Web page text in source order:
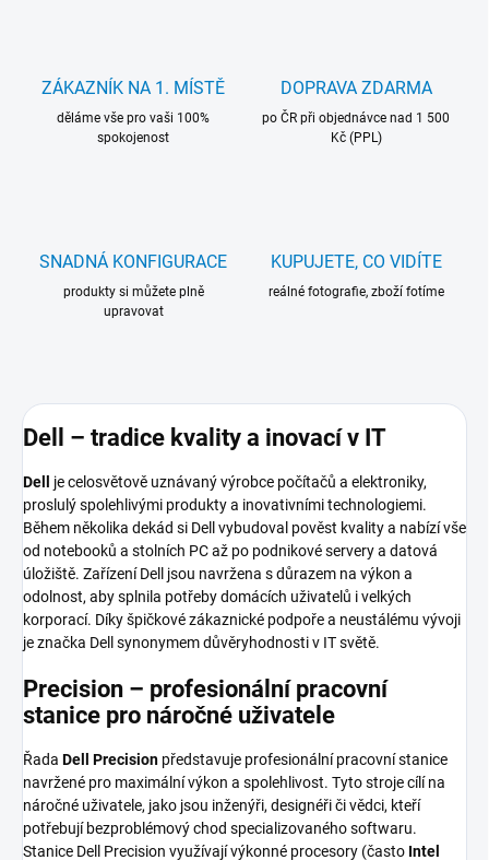
ZÁKAZNÍK NA 1. MÍSTĚ
děláme vše pro vaši 100%
spokojenost
DOPRAVA ZDARMA
po ČR při objednávce nad 1 500
Kč (PPL)
SNADNÁ KONFIGURACE
produkty si můžete plně
upravovat
KUPUJETE, CO VIDÍTE
reálné fotografie, zboží fotíme
Dell – tradice kvality a inovací v IT
Dell
je celosvětově uznávaný výrobce počítačů a elektroniky,
proslulý spolehlivými produkty a inovativními technologiemi.
Během několika dekád si Dell vybudoval pověst kvality a nabízí vše
od notebooků a stolních PC až po podnikové servery a datová
úložiště. Zařízení Dell jsou navržena s důrazem na výkon a
odolnost, aby splnila potřeby domácích uživatelů i velkých
korporací. Díky špičkové zákaznické podpoře a neustálému vývoji
je značka Dell synonymem důvěryhodnosti v IT světě.
Precision – profesionální pracovní
stanice pro náročné uživatele
Řada Dell Precision představuje profesionální pracovní stanice
navržené pro maximální výkon a spolehlivost. Tyto stroje cílí na
náročné uživatele, jako jsou inženýři, designéři či vědci, kteří
potřebují bezproblémový chod specializovaného softwaru.
Stanice Dell Precision využívají výkonné procesory (často Intel